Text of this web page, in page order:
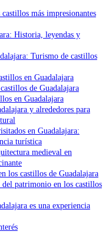
más impresionantes
Historia, leyendas y
Turismo de castillos
en Guadalajara
de Guadalajara
en Guadalajara
y alrededores para
en Guadalajara:
turística
medieval en
los castillos de Guadalajara
patrimonio en los castillos
es una experiencia